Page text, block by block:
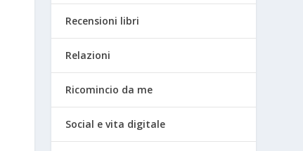
Recensioni libri
Relazioni
Ricomincio da me
Social e vita digitale